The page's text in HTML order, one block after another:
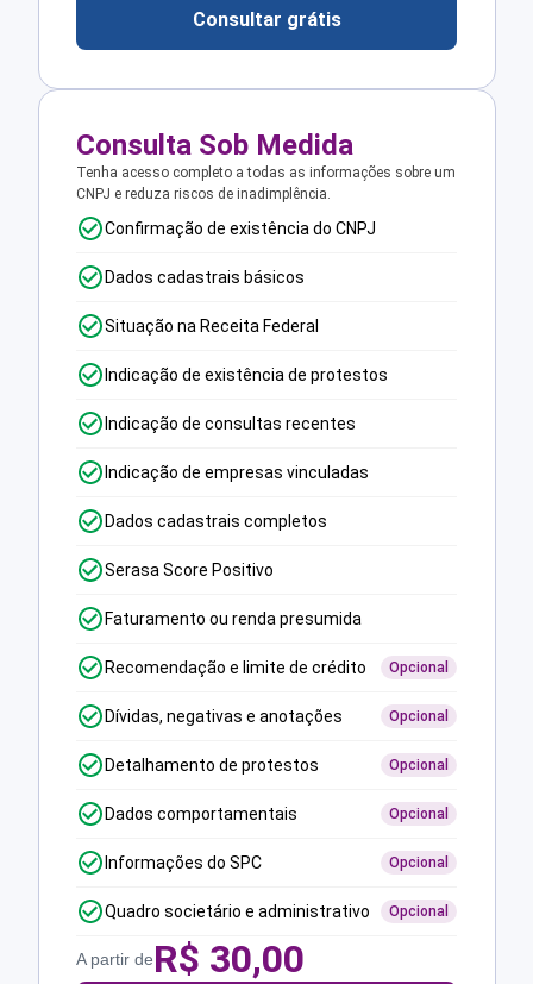
Consultar grátis
Consulta Sob Medida
Tenha acesso completo a todas as informações sobre um
CNPJ e reduza riscos de inadimplência.
Confirmação de existência do CNPJ
Dados cadastrais básicos
Situação na Receita Federal
Indicação de existência de protestos
Indicação de consultas recentes
Indicação de empresas vinculadas
Dados cadastrais completos
Serasa Score Positivo
Faturamento ou renda presumida
Recomendação e limite de crédito Opcional
Dívidas, negativas e anotações Opcional
Detalhamento de protestos Opcional
Dados comportamentais Opcional
Informações do SPC Opcional
Quadro societário e administrativo Opcional
A partir deR$ 30,00